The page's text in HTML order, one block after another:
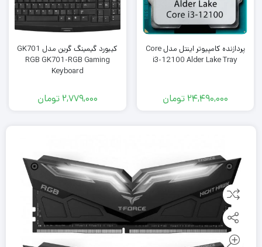
پردازنده کامپیوتر اینتل مدل Core
i3-12100 Alder Lake Tray
24,490,000 تومان
کیبورد گیمینگ گرین مدل GK701
RGB GK701-RGB Gaming
Keyboard
2,779,000 تومان